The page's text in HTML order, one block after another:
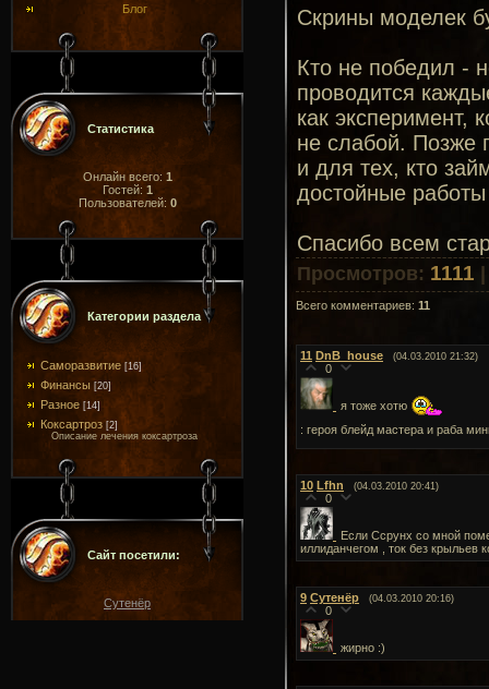
Блог
Статистика
Онлайн всего: 1
Гостей: 1
Пользователей: 0
Категории раздела
Саморазвитие [16]
Финансы [20]
Разное [14]
Коксартроз [2]
Описание лечения коксартроза
Сайт посетили:
Сутенёр
Скрины моделек
Кто не победил -
проводится
как эксперимент,
не слабой. Позже
и для тех, кто
достойные работы
Спасибо всем
Просмотров: 1111
Всего комментариев: 11
11 DnB_house (04.03.2010 21:32)
0
я тоже хотю
: героя блейд мастера и раба
10 Lfhn (04.03.2010 20:41)
0
Если Ссрунх со мной
иллиданчегом , ток без крыльев
9 Сутенёр (04.03.2010 20:16)
0
жирно :)